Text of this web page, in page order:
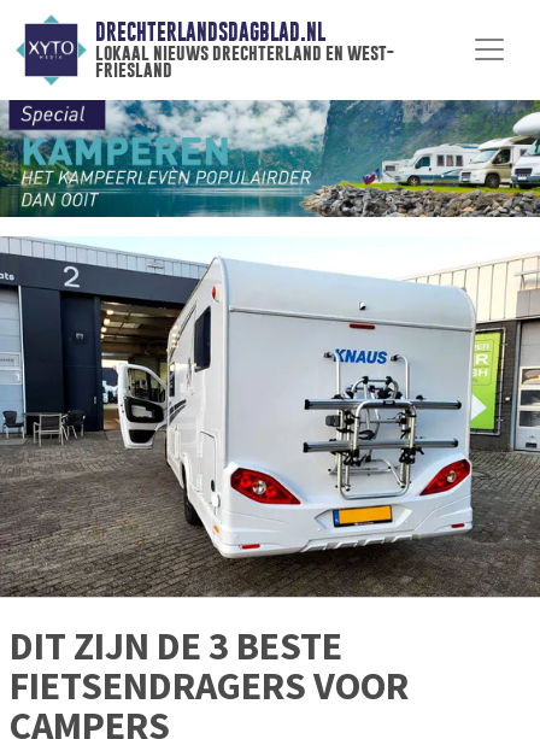
DRECHTERLANDSDAGBLAD.NL
lokaal nieuws drechterland en west-
friesland
DIT ZIJN DE 3 BESTE
FIETSENDRAGERS VOOR
CAMPERS